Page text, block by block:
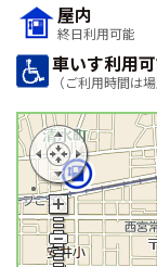
屋内
終日利用可能
車いす利用
（ご利用時間は